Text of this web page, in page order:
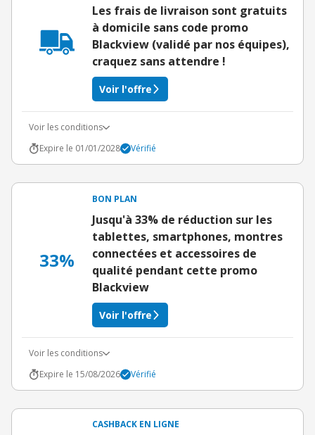
Les frais de livraison sont gratuits
à domicile sans code promo
Blackview (validé par nos équipes),
craquez sans attendre !
Voir l'offre
Voir les conditions
Expire le 01/01/2028
Vérifié
33%
BON PLAN
Jusqu'à 33% de réduction sur les
tablettes, smartphones, montres
connectées et accessoires de
qualité pendant cette promo
Blackview
Voir l'offre
Voir les conditions
Expire le 15/08/2026
Vérifié
CASHBACK EN LIGNE